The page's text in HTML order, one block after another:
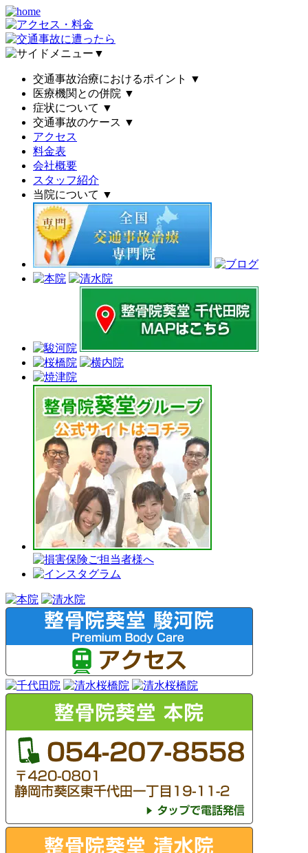
▼
交通事故治療におけるポイント
▼
医療機関との併院 ▼
症状について ▼
交通事故のケース ▼
アクセス
料金表
会社概要
スタッフ紹介
当院について ▼